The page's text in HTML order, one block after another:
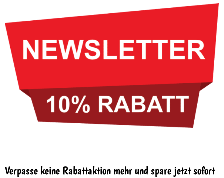
Verpasse keine Rabattaktion mehr und spare jetzt sofort